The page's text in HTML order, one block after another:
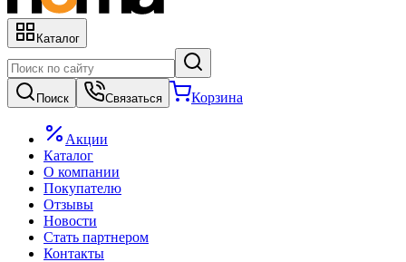
Каталог
Поиск Связаться Корзина
Акции
Каталог
О компании
Покупателю
Отзывы
Новости
Стать партнером
Контакты